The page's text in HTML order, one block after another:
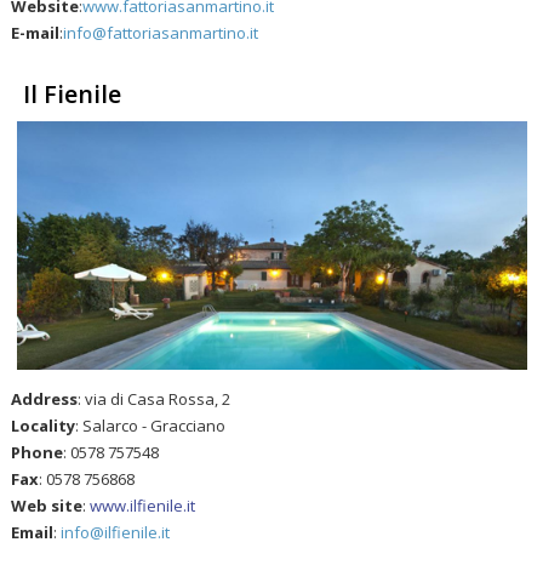
Website:www.fattoriasanmartino.it
E-mail:info@fattoriasanmartino.it
Il Fienile
Address: via di Casa Rossa, 2
Locality: Salarco - Gracciano
Phone: 0578 757548
Fax: 0578 756868
Web site:www.ilfienile.it
Email:info@ilfienile.it